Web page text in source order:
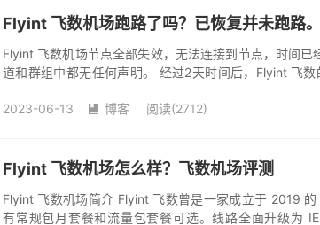
Flyint 飞数机场跑路了吗？已恢复并未跑路。
Flyint 飞数机场节点全部失效，无法连接到节点，时间已
道和群组中都无任何声明。 经过2天时间后，Flyint 飞数
2023-06-13  博客 阅读(2712)
Flyint 飞数机场怎么样？飞数机场评测
Flyint 飞数机场简介 Flyint 飞数曾是一家成立于 2019 的
有常规包月套餐和流量包套餐可选。线路全面升级为